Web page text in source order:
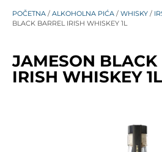
POČETNA / ALKOHOLNA PIĆA / WHISKY /
BLACK BARREL IRISH WHISKEY 1L
JAMESON BLACK
IRISH WHISKEY 1L